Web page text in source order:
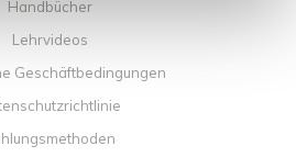
Handbücher
Lehrvideos
Geschäftbedingungen